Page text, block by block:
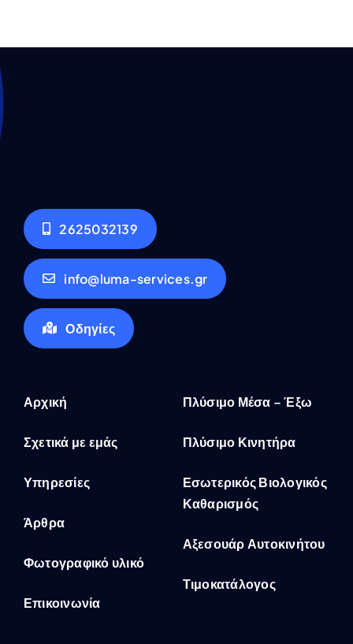
2625032139
info@luma-services.gr
Οδηγίες
Αρχική
Σχετικά με εμάς
Υπηρεσίες
Άρθρα
Φωτογραφικό υλικό
Επικοινωνία
Πλύσιμο Μέσα – Έξω
Πλύσιμο Κινητήρα
Εσωτερικός Βιολογικός
Καθαρισμός
Αξεσουάρ Αυτοκινήτου
Τιμοκατάλογος